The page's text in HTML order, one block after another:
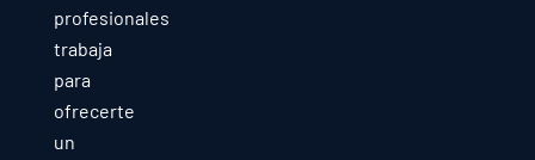
profesionales
trabaja
para
ofrecerte
un